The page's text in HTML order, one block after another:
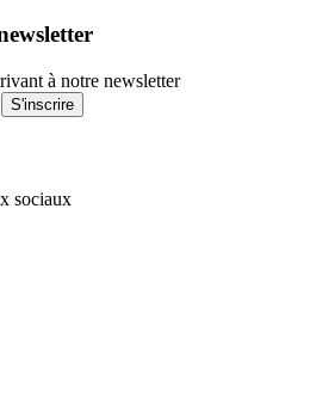
à notre newsletter
S'inscrire
sociaux